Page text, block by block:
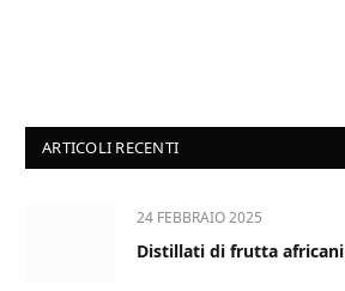
ARTICOLI RECENTI
24 FEBBRAIO 2025
Distillati di frutta africani